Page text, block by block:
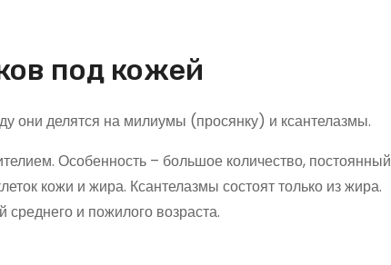
под кожей
они делятся на милиумы (просянку) и ксантелазмы.
Особенность – большое количество, постоянный
кожи и жира. Ксантелазмы состоят только из жира.
и пожилого возраста.